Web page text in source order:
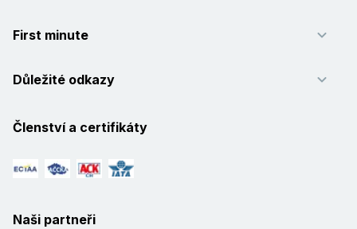
First minute
Důležité odkazy
Členství a certifikáty
Naši partneři